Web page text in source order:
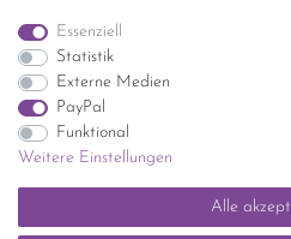
Essenziell
Statistik
Externe Medien
PayPal
Funktional
Weitere Einstellungen
Alle
*Endpreis inkl. MwSt. (Dieser
UStG der
Mehrwertsteuer auf der
Impressum Daten­schutz­erklärung